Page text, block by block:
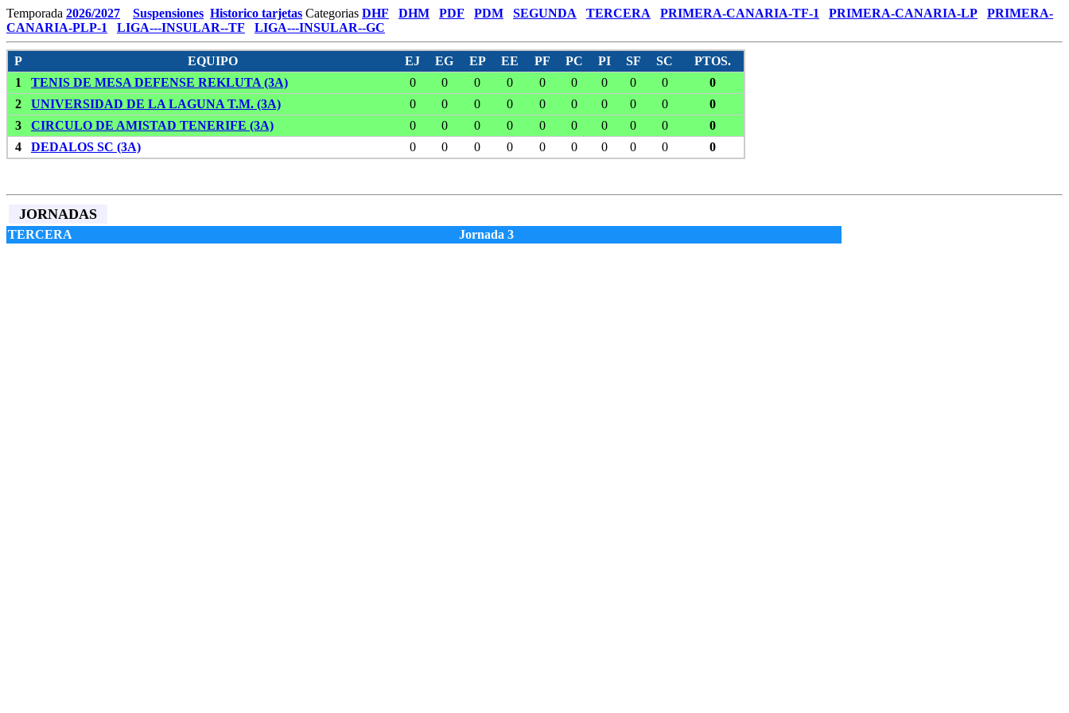
Temporada 2026/2027 Suspensiones Historico tarjetas Categorias DHF DHM PDF PDM SEGUNDA TERCERA PRIMERA-CANARIA-TF-1 PRIMERA-CANARIA-LP
PRIMERA-
CANARIA-PLP-1
LIGA---INSULAR--TF LIGA---INSULAR--GC
P EQUIPO EJ EG EP EE PF PC PI SF SC
PTOS.
1
TENIS DE MESA DEFENSE REKLUTA (3A) 0 0 0 0 0 0 0 0 0
0
2
UNIVERSIDAD DE LA LAGUNA T.M. (3A) 0 0 0 0 0 0 0 0 0
0
3
CIRCULO DE AMISTAD TENERIFE (3A) 0 0 0 0 0 0 0 0 0
0
4
DEDALOS SC (3A) 0 0 0 0 0 0 0 0 0 0
JORNADAS
TERCERA Jornada 3